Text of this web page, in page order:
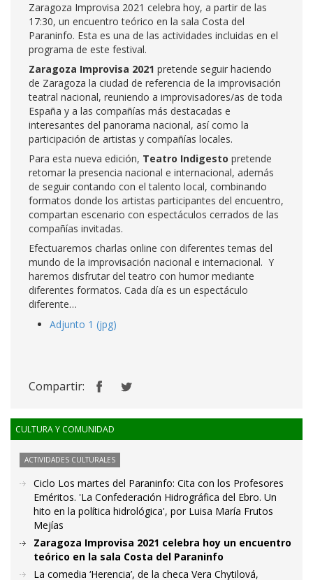
Zaragoza Improvisa 2021 celebra hoy, a partir de las
17:30, un encuentro teórico en la sala Costa del
Paraninfo. Esta es una de las actividades incluidas en el
programa de este festival.
Zaragoza Improvisa 2021 pretende seguir haciendo
de Zaragoza la ciudad de referencia de la improvisación
teatral nacional, reuniendo a improvisadores/as de toda
España y a las compañías más destacadas e
interesantes del panorama nacional, así como la
participación de artistas y compañías locales.
Para esta nueva edición, Teatro Indigesto pretende
retomar la presencia nacional e internacional, además
de seguir contando con el talento local, combinando
formatos donde los artistas participantes del encuentro,
compartan escenario con espectáculos cerrados de las
compañías invitadas.
Efectuaremos charlas online con diferentes temas del
mundo de la improvisación nacional e internacional. Y
haremos disfrutar del teatro con humor mediante
diferentes formatos. Cada día es un espectáculo
diferente…
Adjunto 1 (jpg)
Compartir:
CULTURA Y COMUNIDAD
ACTIVIDADES CULTURALES
Ciclo Los martes del Paraninfo: Cita con los Profesores
Eméritos. 'La Confederación Hidrográfica del Ebro. Un
hito en la política hidrológica', por Luisa María Frutos
Mejías
Zaragoza Improvisa 2021 celebra hoy un encuentro
teórico en la sala Costa del Paraninfo
La comedia ‘Herencia’, de la checa Vera Chytilová,